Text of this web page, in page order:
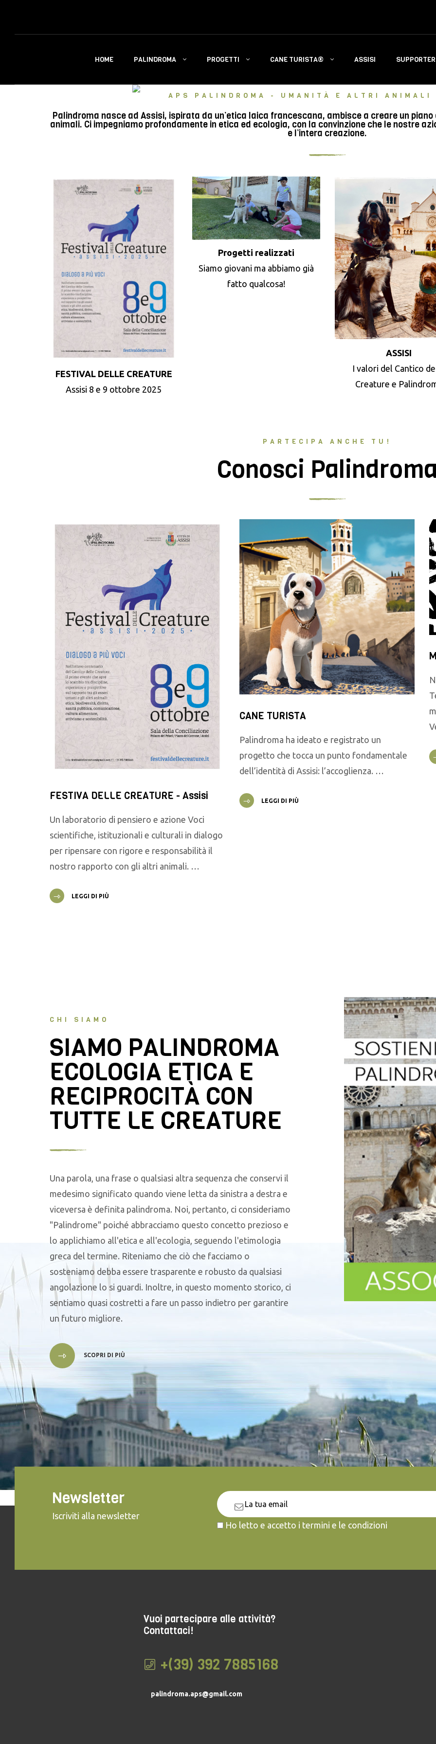
HOME PALINDROMA PROGETTI CANE TURISTA® ASSISI
APS PALINDROMA - UMANITÀ E ALTRI
Palindroma nasce ad Assisi, ispirata da un’etica laica francescana, ambisce a creare un
animali. Ci impegniamo profondamente in etica ed ecologia, con la convinzione che le nostre
e l’intera creazione.
FESTIVAL DELLE CREATURE
Assisi 8 e 9 ottobre 2025
Progetti realizzati
Siamo giovani ma abbiamo già
fatto qualcosa!
ASSISI
I valori del Cantico
Creature e
PARTECIPA ANCHE TU!
Conosci
FESTIVA DELLE CREATURE - Assisi
Un laboratorio di pensiero e azione Voci
scientifiche, istituzionali e culturali in dialogo
per ripensare con rigore e responsabilità il
nostro rapporto con gli altri animali. …
LEGGI DI PIÙ
CANE TURISTA
Palindroma ha ideato e registrato un
progetto che tocca un punto fondamentale
dell’identità di Assisi: l’accoglienza. …
LEGGI DI PIÙ
CHI SIAMO
SIAMO PALINDROMA
ECOLOGIA ETICA E
RECIPROCITÀ CON
TUTTE LE CREATURE
Una parola, una frase o qualsiasi altra sequenza che conservi il
medesimo significato quando viene letta da sinistra a destra e
viceversa è definita palindroma. Noi, pertanto, ci consideriamo
"Palindrome" poiché abbracciamo questo concetto prezioso e
lo applichiamo all'etica e all'ecologia, seguendo l'etimologia
greca del termine. Riteniamo che ciò che facciamo o
sosteniamo debba essere trasparente e robusto da qualsiasi
angolazione lo si guardi. Inoltre, in questo momento storico, ci
sentiamo quasi costretti a fare un passo indietro per garantire
un futuro migliore.
SCOPRI DI PIÙ
Newsletter
Iscriviti alla newsletter
Ho letto e accetto i termini e le condizioni
Vuoi partecipare alle attività?
Contattaci!
+(39) 392 7885168
palindroma.aps@gmail.com